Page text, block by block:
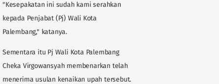
"Kesepakatan ini sudah kami serahkan
kepada Penjabat (Pj) Wali Kota
Palembang," katanya.
Sementara itu Pj Wali Kota Palembang
Cheka Virgowansyah membenarkan telah
menerima usulan kenaikan upah tersebut.